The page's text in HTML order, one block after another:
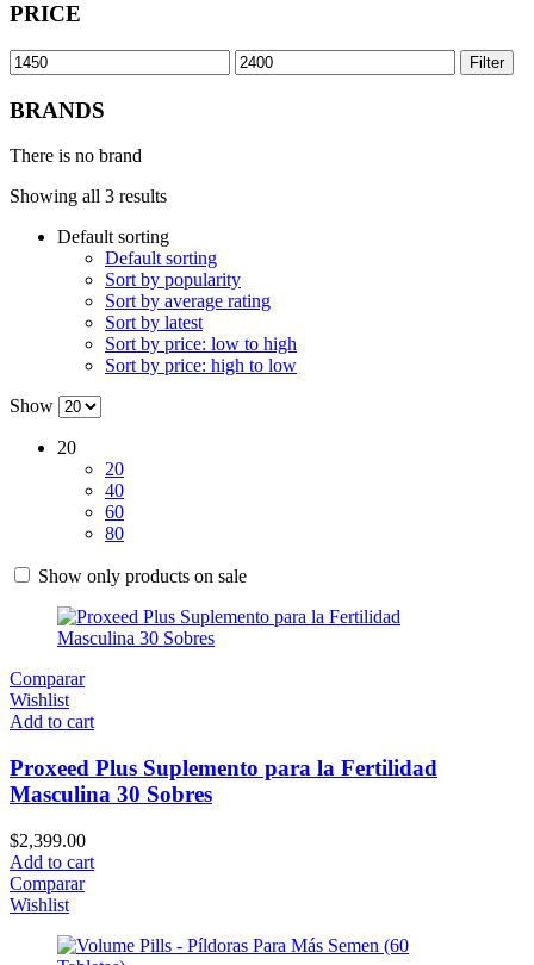
PRICE
Filter
BRANDS
There is no brand
Showing all 3 results
Default sorting
Default sorting
Sort by popularity
Sort by average rating
Sort by latest
Sort by price: low to high
Sort by price: high to low
Show
20
20
40
60
80
Show only products on sale
Comparar
Wishlist
Add to cart
Proxeed Plus Suplemento para la Fertilidad
Masculina 30 Sobres
$2,399.00
Add to cart
Comparar
Wishlist